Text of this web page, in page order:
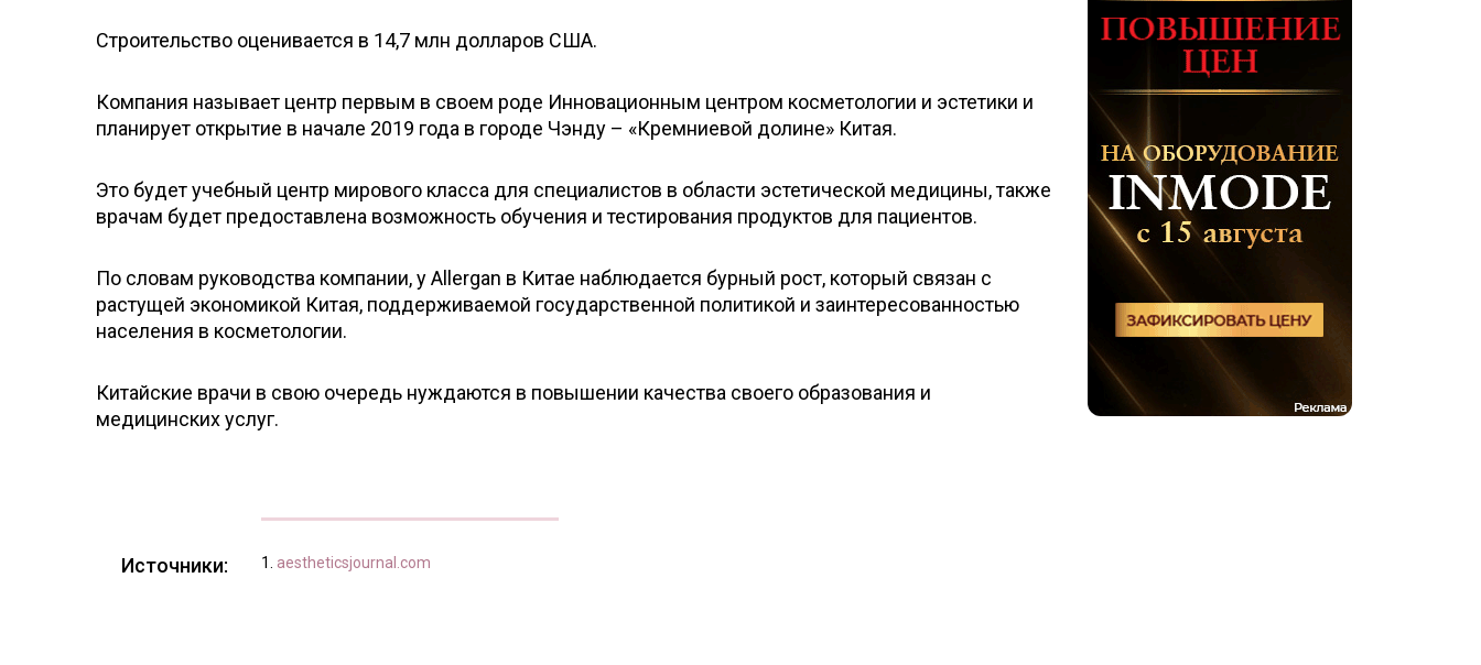
Строительство оценивается в 14,7 млн долларов США.
Компания называет центр первым в своем роде Инновационным центром косметологии и эстетики и
планирует открытие в начале 2019 года в городе Чэнду – «Кремниевой долине» Китая.
Это будет учебный центр мирового класса для специалистов в области эстетической медицины, также
врачам будет предоставлена возможность обучения и тестирования продуктов для пациентов.
По словам руководства компании, у Allergan в Китае наблюдается бурный рост, который связан с
растущей экономикой Китая, поддерживаемой государственной политикой и заинтересованностью
населения в косметологии.
Китайские врачи в свою очередь нуждаются в повышении качества своего образования и
медицинских услуг.
Источники: aestheticsjournal.com